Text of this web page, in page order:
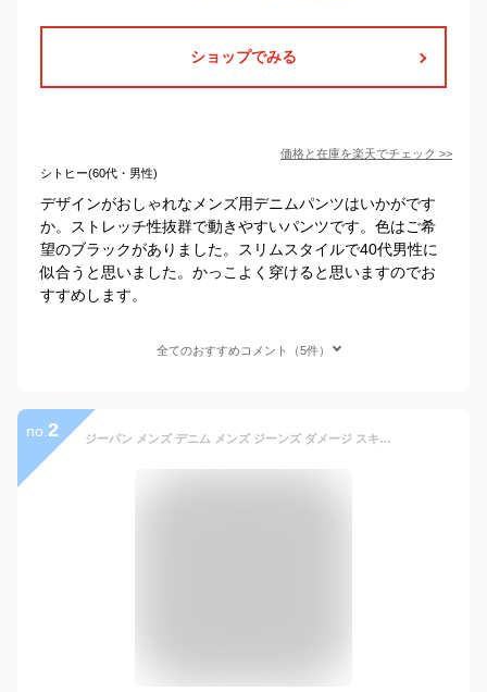
ショップでみる
価格と在庫を楽天でチェック >>
シトヒー(60代・男性)
デザインがおしゃれなメンズ用デニムパンツはいかがです
か。ストレッチ性抜群で動きやすいパンツです。色はご希
望のブラックがありました。スリムスタイルで40代男性に
似合うと思いました。かっこよく穿けると思いますのでお
すすめします。
全てのおすすめコメント（5件）
no. 2 ジーパン メンズ デニム メンズ ジーンズ ダメージ スキニーパンツ メンズ Gパン メンズ スキニー ジーンズ デニムパンツ ストレッチパンツ ストレッチ スリム 無地 黒 ブラック グレー ブルー ブリーチ おしゃれ 夏 夏服 夏物 メンズファッション マイノリティ minority